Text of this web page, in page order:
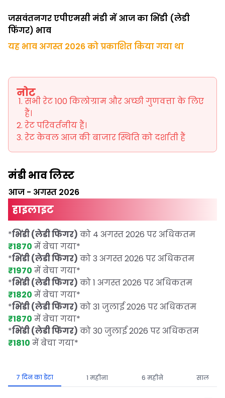
जसवंतनगर एपीएमसी मंडी में आज का भिंडी (लेडी
फिंगर) भाव
यह भाव अगस्त 2026 को प्रकाशित किया गया था
नोट
सभी रेट 100 किलोग्राम और अच्छी गुणवत्ता के लिए
हैं।
रेट परिवर्तनीय हैं।
रेट केवल आज की बाजार स्थिति को दर्शाती हैं
मंडी भाव लिस्ट
आज - अगस्त 2026
हाइलाइट
*भिंडी (लेडी फिंगर) को 4 अगस्त 2026 पर अधिकतम
₹1870 में बेचा गया*
*भिंडी (लेडी फिंगर) को 3 अगस्त 2026 पर अधिकतम
₹1970 में बेचा गया*
*भिंडी (लेडी फिंगर) को 1 अगस्त 2026 पर अधिकतम
₹1820 में बेचा गया*
*भिंडी (लेडी फिंगर) को 31 जुलाई 2026 पर अधिकतम
₹1870 में बेचा गया*
*भिंडी (लेडी फिंगर) को 30 जुलाई 2026 पर अधिकतम
₹1810 में बेचा गया*
7 दिन का डेटा 1 महीना 6 महीने साल